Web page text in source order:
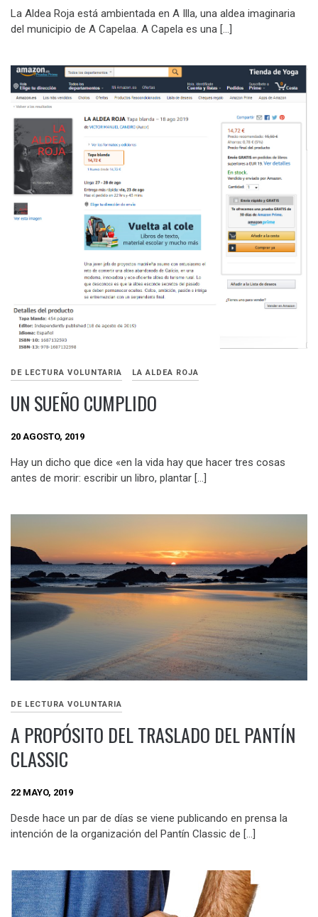
La Aldea Roja está ambientada en A Illa, una aldea imaginaria
del municipio de A Capelaa. A Capela es una […]
DE LECTURA VOLUNTARIA LA ALDEA ROJA
UN SUEÑO CUMPLIDO
20 AGOSTO, 2019
Hay un dicho que dice «en la vida hay que hacer tres cosas
antes de morir: escribir un libro, plantar […]
DE LECTURA VOLUNTARIA
A PROPÓSITO DEL TRASLADO DEL PANTÍN
CLASSIC
22 MAYO, 2019
Desde hace un par de días se viene publicando en prensa la
intención de la organización del Pantín Classic de […]